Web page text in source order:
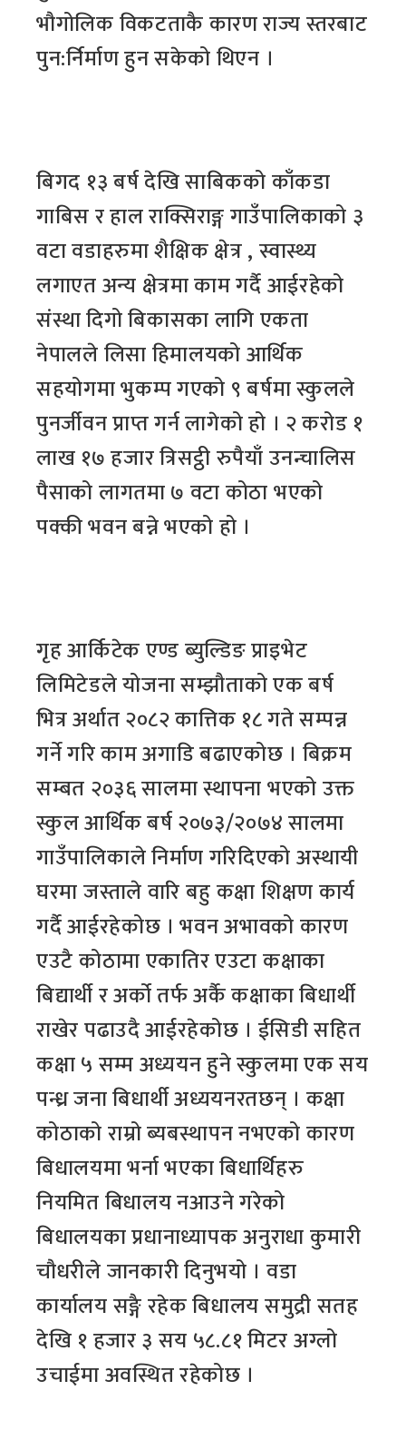
भौगोलिक विकटताकै कारण राज्य स्तरबाट
पुन:र्निर्माण हुन सकेको थिएन ।
बिगद १३ बर्ष देखि साबिकको काँकडा
गाबिस र हाल राक्सिराङ्ग गाउँपालिकाको ३
वटा वडाहरुमा शैक्षिक क्षेत्र , स्वास्थ्य
लगाएत अन्य क्षेत्रमा काम गर्दै आईरहेको
संस्था दिगो बिकासका लागि एकता
नेपालले लिसा हिमालयको आर्थिक
सहयोगमा भुकम्प गएको ९ बर्षमा स्कुलले
पुनर्जीवन प्राप्त गर्न लागेको हो । २ करोड १
लाख १७ हजार त्रिसट्ठी रुपैयाँ उनन्चालिस
पैसाको लागतमा ७ वटा कोठा भएको
पक्की भवन बन्ने भएको हो ।
गृह आर्किटेक एण्ड ब्युल्डिङ प्राइभेट
लिमिटेडले योजना सम्झौताको एक बर्ष
भित्र अर्थात २०८२ कात्तिक १८ गते सम्पन्न
गर्ने गरि काम अगाडि बढाएकोछ । बिक्रम
सम्बत २०३६ सालमा स्थापना भएको उक्त
स्कुल आर्थिक बर्ष २०७३/२०७४ सालमा
गाउँपालिकाले निर्माण गरिदिएको अस्थायी
घरमा जस्ताले वारि बहु कक्षा शिक्षण कार्य
गर्दै आईरहेकोछ । भवन अभावको कारण
एउटै कोठामा एकातिर एउटा कक्षाका
बिद्यार्थी र अर्को तर्फ अर्कै कक्षाका बिधार्थी
राखेर पढाउदै आईरहेकोछ । ईसिडी सहित
कक्षा ५ सम्म अध्ययन हुने स्कुलमा एक सय
पन्ध्र जना बिधार्थी अध्ययनरतछन् । कक्षा
कोठाको राम्रो ब्यबस्थापन नभएको कारण
बिधालयमा भर्ना भएका बिधार्थिहरु
नियमित बिधालय नआउने गरेको
बिधालयका प्रधानाध्यापक अनुराधा कुमारी
चौधरीले जानकारी दिनुभयो । वडा
कार्यालय सङ्गै रहेक बिधालय समुद्री सतह
देखि १ हजार ३ सय ५८.८१ मिटर अग्लो
उचाईमा अवस्थित रहेकोछ ।